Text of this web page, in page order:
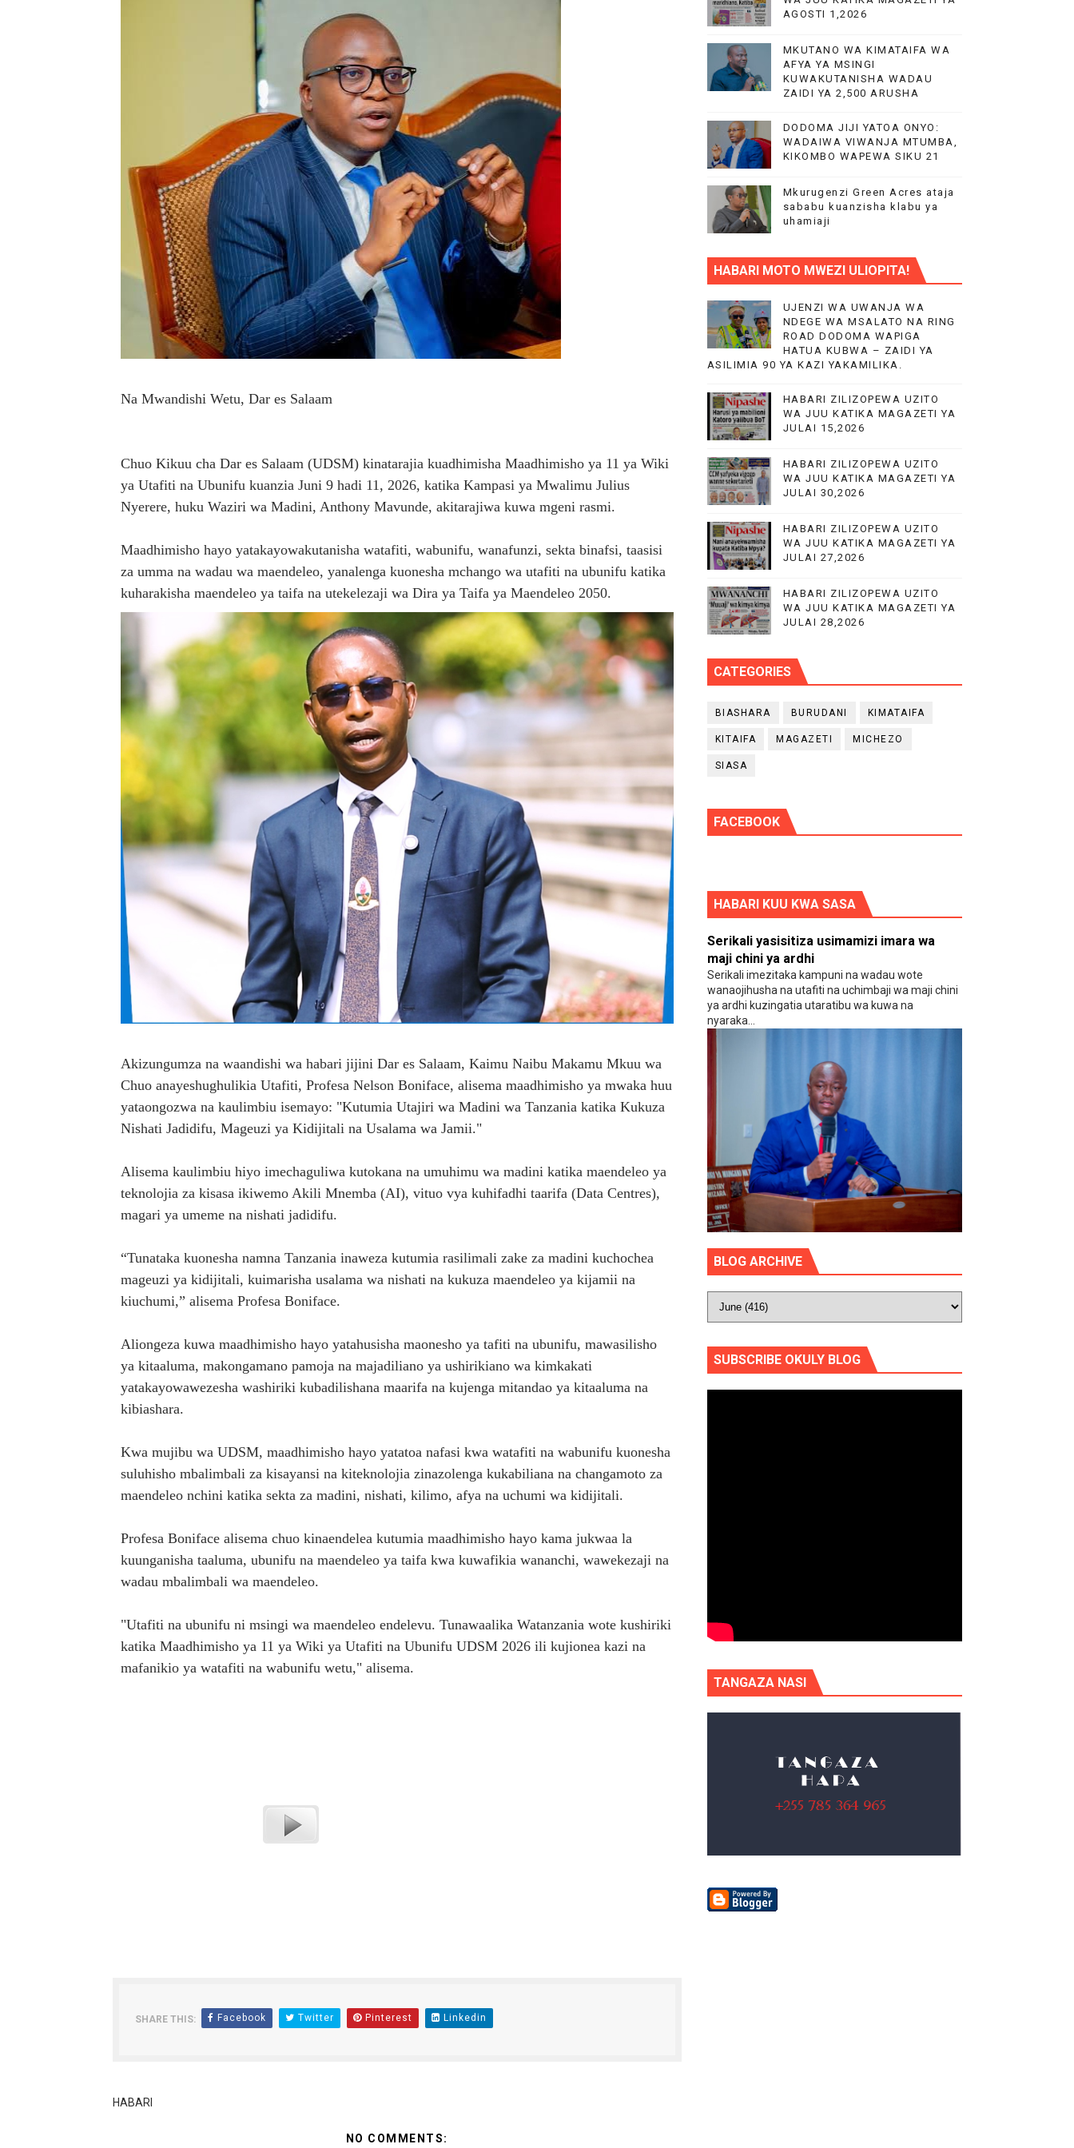
DKT. SIMBEYE ASISITIZA UMOJA WA VYUO VYA UALIMU KULETA MAPINDUZI YA ELIMU
FCC YAENDELEA KUJENGA MAZINGIRA BORA YA BIASHARA NCHINI
MATI TECHNOLOGIES YAONYESHA UWEZO WA WATANZANIA KATIKA TEKNOLOJIA
WANAWAKE TFC NYENZO YA KUJENGA UCHUMI WA FAMILIA JAMII NA TAIFA - MPANJU.
ULEGA: TEKNOLOJIA BUNIFU ZIWAFIKIE WAKULIMA NA WAFUGAJI VIJIJINI.
SERIKALI INATAMBUA MCHANGO WA WAZEE: WAZIRI SANGU
RAIS SAMIA, MUSEVEN WASHUHUDIA MAKUBALIANO YA TRILIONI 56 KUIFANYA TANGA KITUO KIKUU CHA NISHATI YA MAFUTA
WAJASIRIAMALI KUTOKA PEMBA WATEMBELEA BANDA LA WMA NANE NANE, WAPATA ELIMU YA VIPIMO
BRELA YATOA ELIMU YA URASIMISHAJI BIASHARA NA USAJILI WA ALAMA ZA BIASHARA NA HUDUMA KWA VIJANA BBT
TARURA YATAJWA KUWA MIONGONI MWA TAASISI BORA ZA MIUNDOMBINU AFRIKA
MHE. CHANDE AIPONGEZA WRRB KWA KUWAWEZESHA WAKULIMA KUFIKIA MASOKO
Na Mwandishi Wetu, Dar es Salaam
Chuo Kikuu cha Dar es Salaam (UDSM) kinatarajia kuadhimisha Maadhimisho ya 11 ya Wiki
ya Utafiti na Ubunifu kuanzia Juni 9 hadi 11, 2026, katika Kampasi ya Mwalimu Julius
Nyerere, huku Waziri wa Madini, Anthony Mavunde, akitarajiwa kuwa mgeni rasmi.
Maadhimisho hayo yatakayowakutanisha watafiti, wabunifu, wanafunzi, sekta binafsi, taasisi
za umma na wadau wa maendeleo, yanalenga kuonesha mchango wa utafiti na ubunifu katika
kuharakisha maendeleo ya taifa na utekelezaji wa Dira ya Taifa ya Maendeleo 2050.
Akizungumza na waandishi wa habari jijini Dar es Salaam, Kaimu Naibu Makamu Mkuu wa
Chuo anayeshughulikia Utafiti, Profesa Nelson Boniface, alisema maadhimisho ya mwaka huu
yataongozwa na kaulimbiu isemayo: "Kutumia Utajiri wa Madini wa Tanzania katika Kukuza
Nishati Jadidifu, Mageuzi ya Kidijitali na Usalama wa Jamii."
Alisema kaulimbiu hiyo imechaguliwa kutokana na umuhimu wa madini katika maendeleo ya
teknolojia za kisasa ikiwemo Akili Mnemba (AI), vituo vya kuhifadhi taarifa (Data Centres),
magari ya umeme na nishati jadidifu.
“Tunataka kuonesha namna Tanzania inaweza kutumia rasilimali zake za madini kuchochea
mageuzi ya kidijitali, kuimarisha usalama wa nishati na kukuza maendeleo ya kijamii na
kiuchumi,” alisema Profesa Boniface.
Aliongeza kuwa maadhimisho hayo yatahusisha maonesho ya tafiti na ubunifu, mawasilisho
ya kitaaluma, makongamano pamoja na majadiliano ya ushirikiano wa kimkakati
yatakayowawezesha washiriki kubadilishana maarifa na kujenga mitandao ya kitaaluma na
kibiashara.
Kwa mujibu wa UDSM, maadhimisho hayo yatatoa nafasi kwa watafiti na wabunifu kuonesha
suluhisho mbalimbali za kisayansi na kiteknolojia zinazolenga kukabiliana na changamoto za
maendeleo nchini katika sekta za madini, nishati, kilimo, afya na uchumi wa kidijitali.
Profesa Boniface alisema chuo kinaendelea kutumia maadhimisho hayo kama jukwaa la
kuunganisha taaluma, ubunifu na maendeleo ya taifa kwa kuwafikia wananchi, wawekezaji na
wadau mbalimbali wa maendeleo.
"Utafiti na ubunifu ni msingi wa maendeleo endelevu. Tunawaalika Watanzania wote kushiriki
katika Maadhimisho ya 11 ya Wiki ya Utafiti na Ubunifu UDSM 2026 ili kujionea kazi na
mafanikio ya watafiti na wabunifu wetu," alisema.
SHARE THIS: Facebook Twitter Pinterest Linkedin
HABARI
NO COMMENTS:
AGOSTI 1,2026
MKUTANO WA KIMATAIFA WA
AFYA YA MSINGI
KUWAKUTANISHA WADAU
ZAIDI YA 2,500 ARUSHA
DODOMA JIJI YATOA ONYO:
WADAIWA VIWANJA MTUMBA,
KIKOMBO WAPEWA SIKU 21
Mkurugenzi Green Acres ataja
sababu kuanzisha klabu ya
uhamiaji
HABARI MOTO MWEZI ULIOPITA!
UJENZI WA UWANJA WA
NDEGE WA MSALATO NA RING
ROAD DODOMA WAPIGA
HATUA KUBWA – ZAIDI YA
ASILIMIA 90 YA KAZI YAKAMILIKA.
HABARI ZILIZOPEWA UZITO
WA JUU KATIKA MAGAZETI YA
JULAI 15,2026
HABARI ZILIZOPEWA UZITO
WA JUU KATIKA MAGAZETI YA
JULAI 30,2026
HABARI ZILIZOPEWA UZITO
WA JUU KATIKA MAGAZETI YA
JULAI 27,2026
HABARI ZILIZOPEWA UZITO
WA JUU KATIKA MAGAZETI YA
JULAI 28,2026
CATEGORIES
BIASHARA BURUDANI KIMATAIFA
KITAIFA MAGAZETI MICHEZO
SIASA
FACEBOOK
HABARI KUU KWA SASA
Serikali yasisitiza usimamizi imara wa
maji chini ya ardhi
Serikali imezitaka kampuni na wadau wote
wanaojihusha na utafiti na uchimbaji wa maji chini
ya ardhi kuzingatia utaratibu wa kuwa na
nyaraka...
BLOG ARCHIVE
SUBSCRIBE OKULY BLOG
TANGAZA NASI